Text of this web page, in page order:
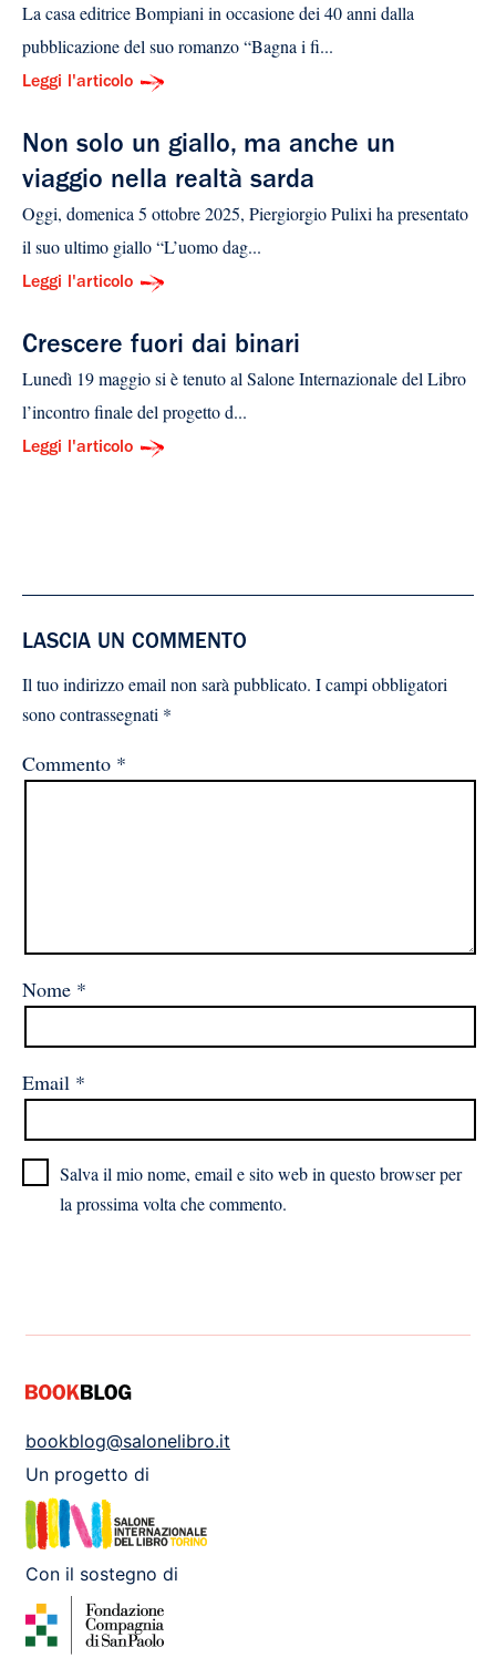
La casa editrice Bompiani in occasione dei 40 anni dalla
pubblicazione del suo romanzo “Bagna i fi...
Leggi l'articolo
Non solo un giallo, ma anche un
viaggio nella realtà sarda
Oggi, domenica 5 ottobre 2025, Piergiorgio Pulixi ha presentato
il suo ultimo giallo “L’uomo dag...
Leggi l'articolo
Crescere fuori dai binari
Lunedì 19 maggio si è tenuto al Salone Internazionale del Libro
l’incontro finale del progetto d...
Leggi l'articolo
LASCIA UN COMMENTO
Il tuo indirizzo email non sarà pubblicato. I campi obbligatori
sono contrassegnati *
Commento *
Nome *
Email *
Salva il mio nome, email e sito web in questo browser per
la prossima volta che commento.
bookblog@salonelibro.it
Un progetto di
Con il sostegno di